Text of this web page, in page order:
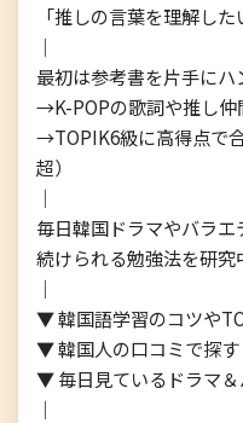
「推しの言葉を理解し
｜
最初は参考書を片手にハ
→K-POPの歌詞や推し仲
→TOPIK6級に高得点で
超）
｜
毎日韓国ドラマやバラ
続けられる勉強法を研究
｜
▼ 韓国語学習のコツや
▼ 韓国人の口コミで探す
▼ 毎日見ているドラマ＆
｜